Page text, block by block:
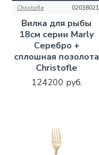
Christofle 02038021
Вилка для рыбы
18см серии Marly
Серебро +
сплошная позолота
Christofle
124200 руб.